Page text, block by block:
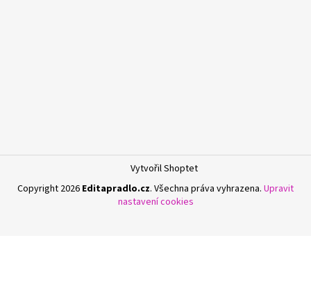
Vytvořil Shoptet
Copyright 2026 Editapradlo.cz. Všechna práva vyhrazena. Upravit
nastavení cookies